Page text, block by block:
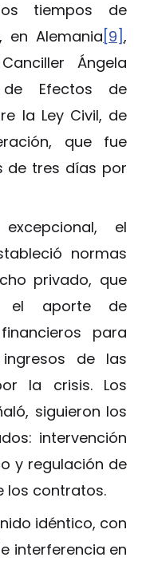
tiempos de
en Alemania [9],
Ángela
Efectos de
la Ley Civil, de
que fue
de tres días por
el
normas
privado, que
el aporte de
para
de las
la crisis. Los
siguieron los
intervención
y regulación de
los contratos.
idéntico, con
interferencia en